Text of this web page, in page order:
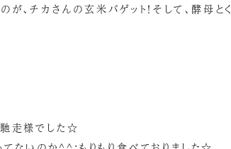
、チカさんの玄米バゲット！そして、酵母とく
馳走様でした☆